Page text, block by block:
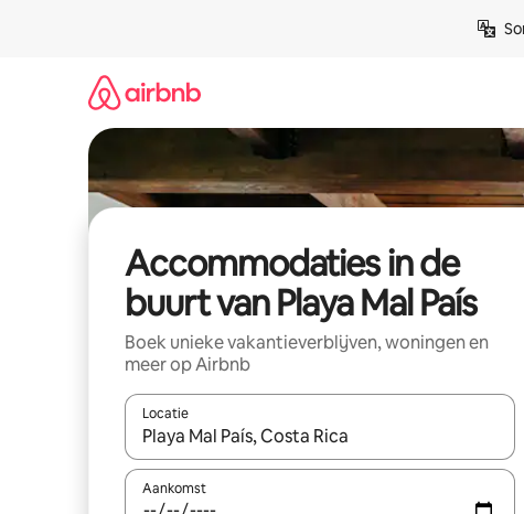
Accommodaties in de
buurt van Playa Mal País
Boek unieke vakantieverblijven, woningen en
meer op Airbnb
Locatie
Wanneer er resultaten beschikbaar zijn, maak je
Aankomst